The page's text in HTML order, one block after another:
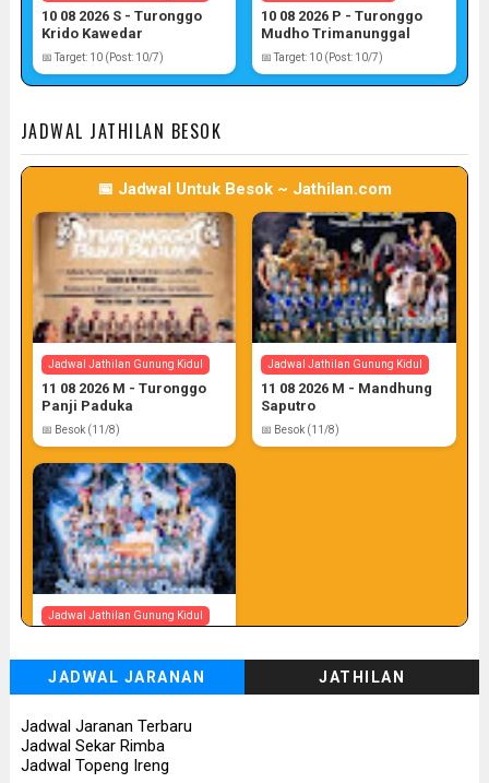
10 08 2026 S - Turonggo
Krido Kawedar
📅 Target: 10 (Post: 10/7)
10 08 2026 P - Turonggo
Mudho Trimanunggal
📅 Target: 10 (Post: 10/7)
JADWAL JATHILAN BESOK
📅 Jadwal Untuk Besok ~ Jathilan.com
Jadwal Jathilan Gunung Kidul
11 08 2026 M - Turonggo
Panji Paduka
📅 Besok (11/8)
Jadwal Jathilan Gunung Kidul
11 08 2026 M - Mandhung
Saputro
📅 Besok (11/8)
Jadwal Jathilan Gunung Kidul
Pruso
📅 Besok (11/8)
JADWAL JARANAN JATHILAN
Jadwal Jaranan Terbaru
Jadwal Sekar Rimba
Jadwal Topeng Ireng